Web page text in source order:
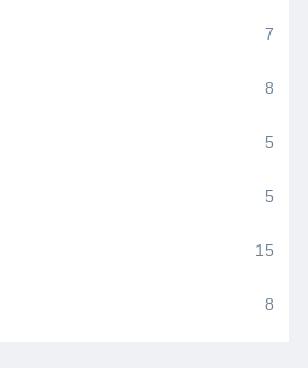
7
8
5
5
15
8